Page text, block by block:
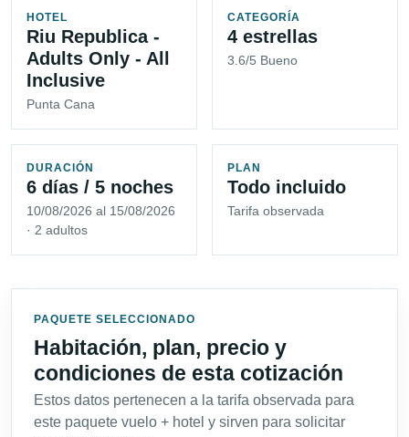
HOTEL
Riu Republica -
Adults Only - All
Inclusive
Punta Cana
CATEGORÍA
4 estrellas
3.6/5 Bueno
DURACIÓN
6 días / 5 noches
10/08/2026 al 15/08/2026
· 2 adultos
PLAN
Todo incluido
Tarifa observada
PAQUETE SELECCIONADO
Habitación, plan, precio y
condiciones de esta cotización
Estos datos pertenecen a la tarifa observada para
este paquete vuelo + hotel y sirven para solicitar